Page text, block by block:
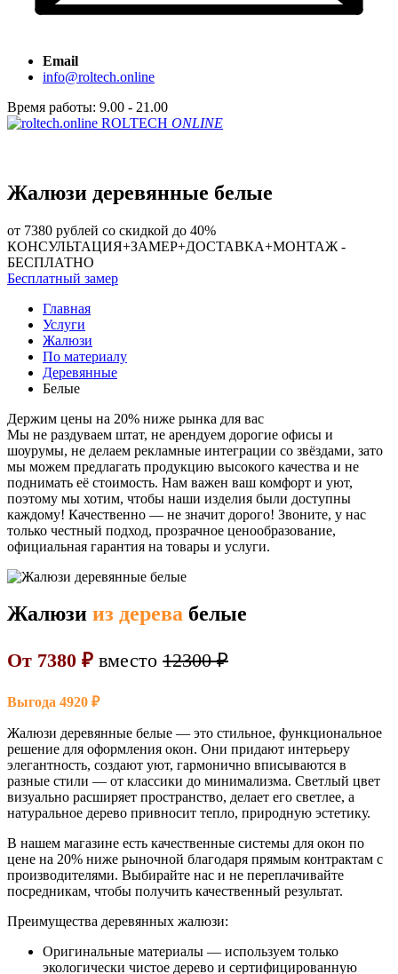
Email
info@roltech.online
Время работы: 9.00 - 21.00
ROLTECH ONLINE
Жалюзи деревянные белые
от 7380 рублей со скидкой до 40%
КОНСУЛЬТАЦИЯ+ЗАМЕР+ДОСТАВКА+МОНТАЖ -
БЕСПЛАТНО
Бесплатный замер
Главная
Услуги
Жалюзи
По материалу
Деревянные
Белые
Держим цены на 20% ниже рынка для вас
Мы не раздуваем штат, не арендуем дорогие офисы и
шоурумы, не делаем рекламные интеграции со звёздами, зато
мы можем предлагать продукцию высокого качества и не
поднимать её стоимость. Нам важен ваш комфорт и уют,
поэтому мы хотим, чтобы наши изделия были доступны
каждому! Качественно — не значит дорого! Звоните, у нас
только честный подход, прозрачное ценообразование,
официальная гарантия на товары и услуги.
Жалюзи из дерева белые
От 7380 ₽ вместо 12300 ₽
Выгода 4920 ₽
Жалюзи деревянные белые — это стильное, функциональное
решение для оформления окон. Они придают интерьеру
элегантность, создают уют, гармонично вписываются в
разные стили — от классики до минимализма. Светлый цвет
визуально расширяет пространство, делает его светлее, а
натуральное дерево привносит тепло, природную эстетику.
В нашем магазине есть качественные системы для окон по
цене на 20% ниже рыночной благодаря прямым контрактам с
производителями. Выбирайте нас и не переплачивайте
посредникам, чтобы получить качественный результат.
Преимущества деревянных жалюзи:
Оригинальные материалы — используем только
экологически чистое дерево и сертифицированную